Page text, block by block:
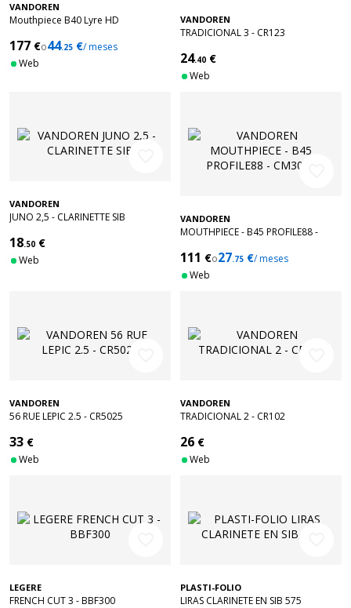
VANDOREN
Mouthpiece B40 Lyre HD
177 €o44.25 €/ meses
Web
VANDOREN
TRADICIONAL 3 - CR123
24.40 €
Web
VANDOREN
JUNO 2,5 - CLARINETTE SIB
18.50 €
Web
VANDOREN
MOUTHPIECE - B45 PROFILE88 -
111 €o27.75 €/ meses
Web
VANDOREN
56 RUE LEPIC 2.5 - CR5025
33 €
Web
VANDOREN
TRADICIONAL 2 - CR102
26 €
Web
LEGERE
FRENCH CUT 3 - BBF300
PLASTI-FOLIO
LIRAS CLARINETE EN SIB 575